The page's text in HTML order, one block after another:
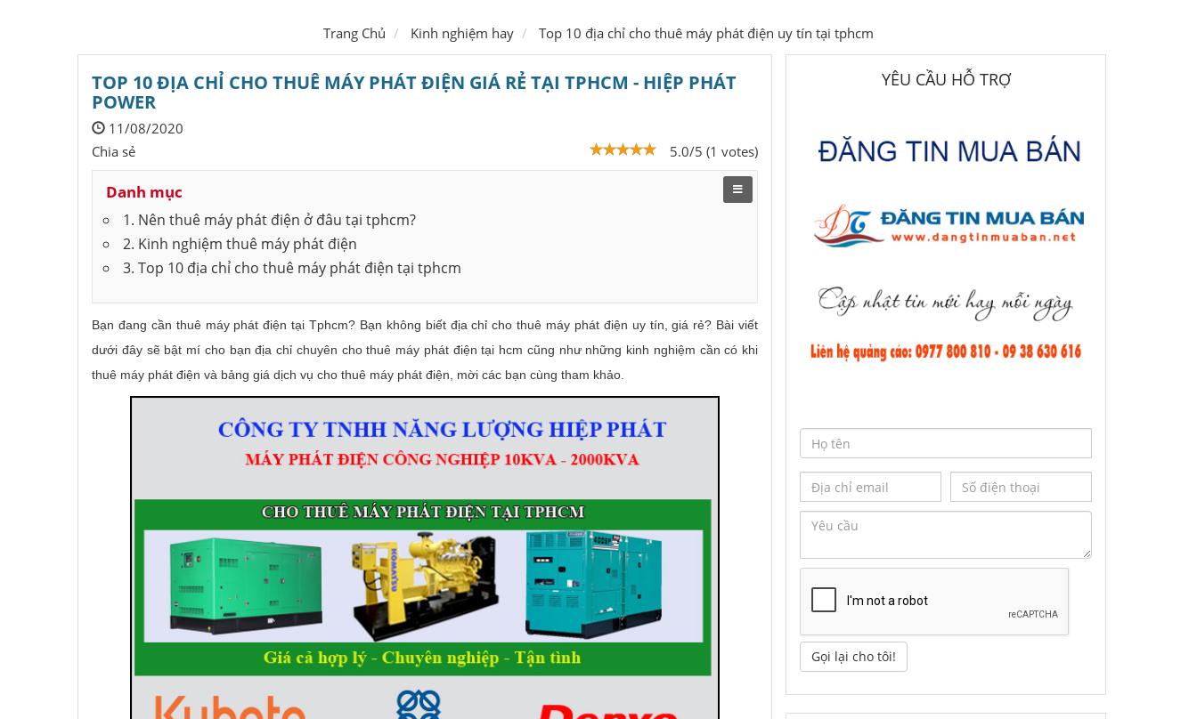
Trang Chủ Kinh nghiệm hay Top 10 địa chỉ cho thuê máy phát điện uy tín tại tphcm
TOP 10 ĐỊA CHỈ CHO THUÊ MÁY PHÁT ĐIỆN GIÁ RẺ TẠI TPHCM - HIỆP PHÁT
POWER
11/08/2020
5.0/5 (1 votes)
Chia sẻ
Danh mục
1. Nên thuê máy phát điện ở đâu tại tphcm?
2. Kinh nghiệm thuê máy phát điện
3. Top 10 địa chỉ cho thuê máy phát điện tại tphcm
Bạn đang cần thuê máy phát điện tại Tphcm? Bạn không biết địa chỉ cho thuê máy phát điện uy tín, giá rẻ? Bài viết
dưới đây sẽ bật mí cho bạn địa chỉ chuyên cho thuê máy phát điện tại hcm cũng như những kinh nghiệm cần có khi
thuê máy phát điện và bảng giá dịch vụ cho thuê máy phát điện, mời các bạn cùng tham khảo.
YÊU CẦU HỖ TRỢ
Gọi lại cho tôi!